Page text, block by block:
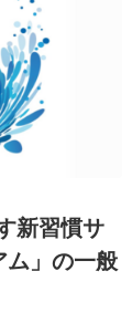
新習慣サ
ム」の一般